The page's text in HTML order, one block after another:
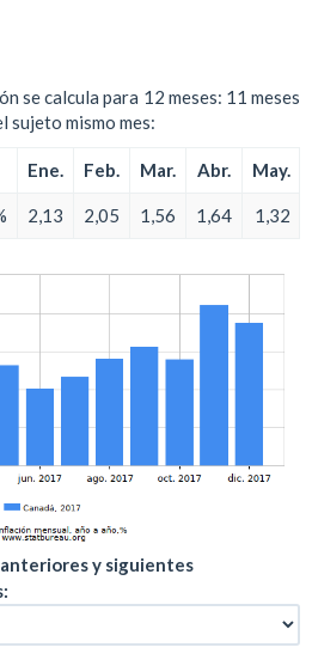
se calcula para 12 meses: 11 meses
sujeto mismo mes:
Ene. Feb. Mar. Abr. May.
2,13 2,05 1,56 1,64 1,32
anteriores y siguientes